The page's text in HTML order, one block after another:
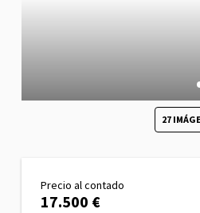
27
Precio al contado
17.500 €